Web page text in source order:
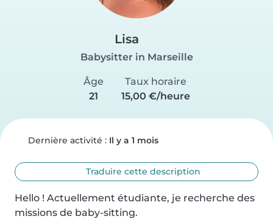
Lisa
Babysitter in Marseille
Âge
21
Taux horaire
15,00 €/heure
Dernière activité : Il y a 1 mois
Traduire cette description
Hello ! Actuellement étudiante, je recherche des
missions de baby-sitting.